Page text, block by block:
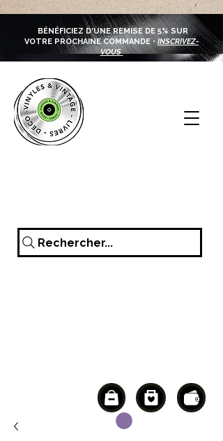
BÉNÉFICIEZ D'UNE REMISE DE 5% SUR
VOTRE PROCHAINE COMMANDE • INSCRIVEZ-
VOUS
Rechercher...